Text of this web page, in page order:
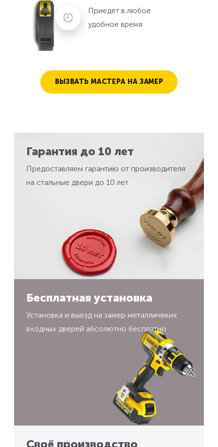
Приедет в любое
удобное время
ВЫЗВАТЬ МАСТЕРА НА ЗАМЕР
Гарантия до 10 лет
Предоставляем гарантию от производителя
на стальные двери до 10 лет
Бесплатная установка
Установка и выезд на замер металличеких
входных дверей абсолютно бесплатно
Своё производство